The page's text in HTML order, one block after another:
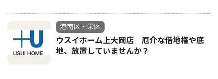
港南区・栄区
ウスイホーム上大岡店 厄介な借地権や底
地、放置していませんか？